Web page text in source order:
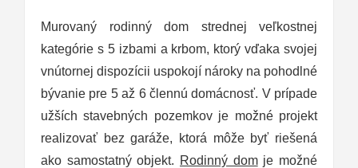
Murovaný rodinný dom strednej veľkostnej
kategórie s 5 izbami a krbom, ktorý vďaka svojej
vnútornej dispozícii uspokojí nároky na pohodlné
bývanie pre 5 až 6 člennú domácnosť. V prípade
užších stavebných pozemkov je možné projekt
realizovať bez garáže, ktorá môže byť riešená
ako samostatný objekt. Rodinný domje možné